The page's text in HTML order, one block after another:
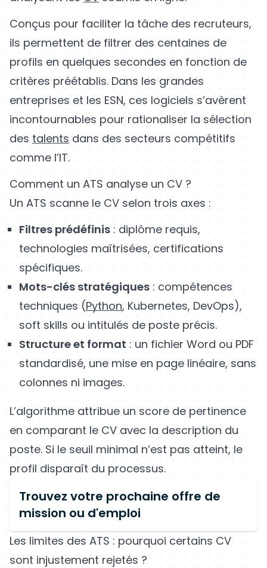
Conçus pour faciliter la tâche des recruteurs,
ils permettent de filtrer des centaines de
profils en quelques secondes en fonction de
critères préétablis. Dans les grandes
entreprises et les ESN, ces logiciels s’avèrent
incontournables pour rationaliser la sélection
des talents dans des secteurs compétitifs
comme l’IT.
Comment un ATS analyse un CV ?
Un ATS scanne le CV selon trois axes :
Filtres prédéfinis : diplôme requis,
technologies maîtrisées, certifications
spécifiques.
Mots-clés stratégiques : compétences
techniques (Python, Kubernetes, DevOps),
soft skills ou intitulés de poste précis.
Structure et format : un fichier Word ou PDF
standardisé, une mise en page linéaire, sans
colonnes ni images.
L’algorithme attribue un score de pertinence
en comparant le CV avec la description du
poste. Si le seuil minimal n’est pas atteint, le
profil disparaît du processus.
Trouvez votre prochaine offre de
mission ou d'emploi
Les limites des ATS : pourquoi certains CV
sont injustement rejetés ?